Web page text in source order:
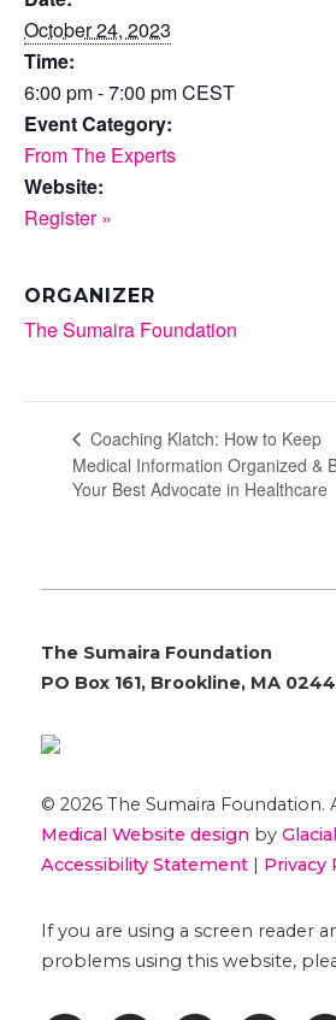
October 24, 2023
Time:
6:00 pm - 7:00 pmCEST
Event Category:
From The Experts
Website:
Register »
ORGANIZER
The Sumaira Foundation
Coaching Klatch: How to Keep
Medical Information Organized &
Your Best Advocate in Healthcare
The Sumaira Foundation
PO Box 161, Brookline, MA
© 2026 The Sumaira Foundation.
Medical Website designby
Accessibility Statement| Privacy
If you are using a screen reader
problems using this website,